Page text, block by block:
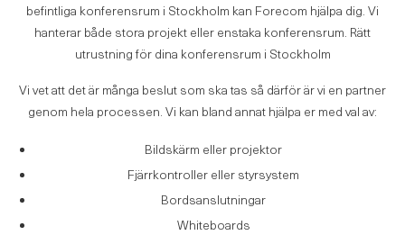
befintliga konferensrum i Stockholm kan Forecom hjälpa dig. Vi
hanterar både stora projekt eller enstaka konferensrum. Rätt
utrustning för dina konferensrum i Stockholm
Vi vet att det är många beslut som ska tas så därför är vi en partner
genom hela processen. Vi kan bland annat hjälpa er med val av:
Bildskärm eller projektor
Fjärrkontroller eller styrsystem
Bordsanslutningar
Whiteboards